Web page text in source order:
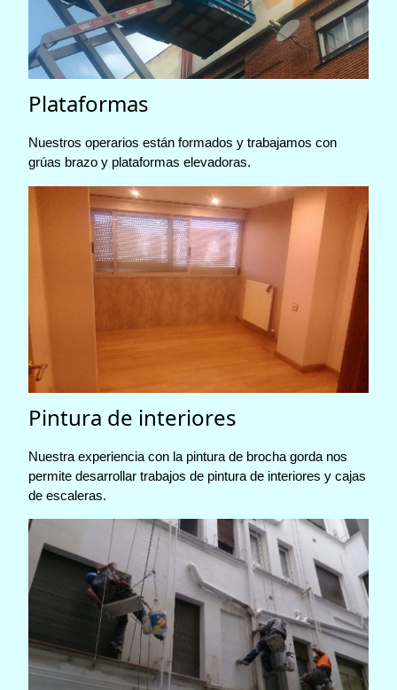
Plataformas
Nuestros operarios están formados y trabajamos con
grúas brazo y plataformas elevadoras.
Pintura de interiores
Nuestra experiencia con la pintura de brocha gorda nos
permite desarrollar trabajos de pintura de interiores y cajas
de escaleras.